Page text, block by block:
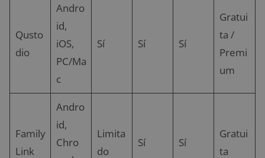
Qusto
dio
Andro
id,
iOS,
PC/Ma
c
Sí Sí Sí
Gratui
ta /
Premi
um
Family
Link
Andro
id,
Chro
Limita
do
Sí Sí
Gratui
ta